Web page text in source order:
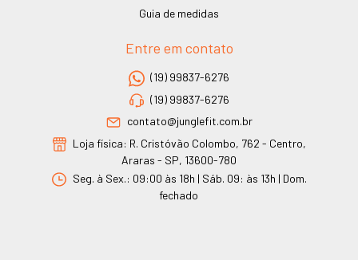
Guia de medidas
Entre em contato
(19) 99837-6276
(19) 99837-6276
contato@junglefit.com.br
Loja física: R. Cristóvão Colombo, 762 - Centro,
Araras - SP, 13600-780
Seg. à Sex.: 09:00 às 18h | Sáb. 09: às 13h | Dom.
fechado